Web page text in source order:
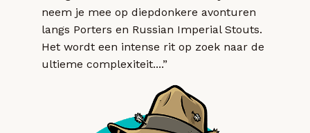
neem je mee op diepdonkere avonturen
langs Porters en Russian Imperial Stouts.
Het wordt een intense rit op zoek naar de
ultieme complexiteit....”